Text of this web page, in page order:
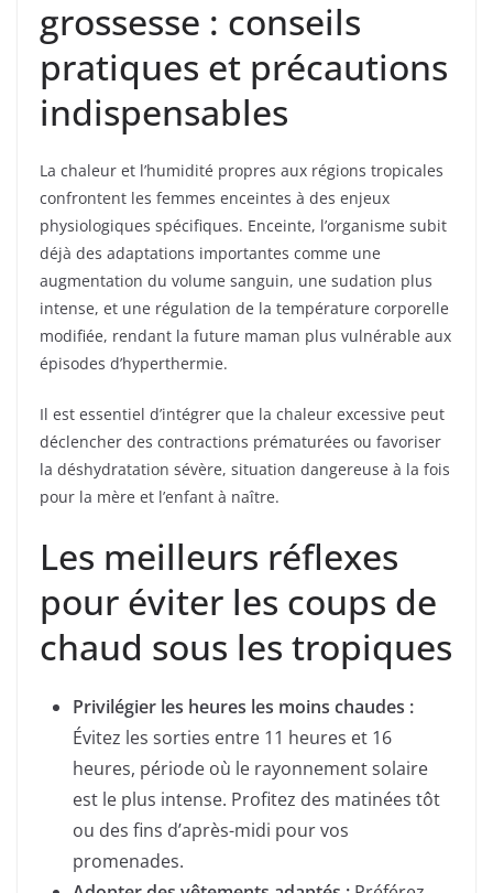
grossesse : conseils
pratiques et précautions
indispensables
La chaleur et l’humidité propres aux régions tropicales
confrontent les femmes enceintes à des enjeux
physiologiques spécifiques. Enceinte, l’organisme subit
déjà des adaptations importantes comme une
augmentation du volume sanguin, une sudation plus
intense, et une régulation de la température corporelle
modifiée, rendant la future maman plus vulnérable aux
épisodes d’hyperthermie.
Il est essentiel d’intégrer que la chaleur excessive peut
déclencher des contractions prématurées ou favoriser
la déshydratation sévère, situation dangereuse à la fois
pour la mère et l’enfant à naître.
Les meilleurs réflexes
pour éviter les coups de
chaud sous les tropiques
Privilégier les heures les moins chaudes :
Évitez les sorties entre 11 heures et 16
heures, période où le rayonnement solaire
est le plus intense. Profitez des matinées tôt
ou des fins d’après-midi pour vos
promenades.